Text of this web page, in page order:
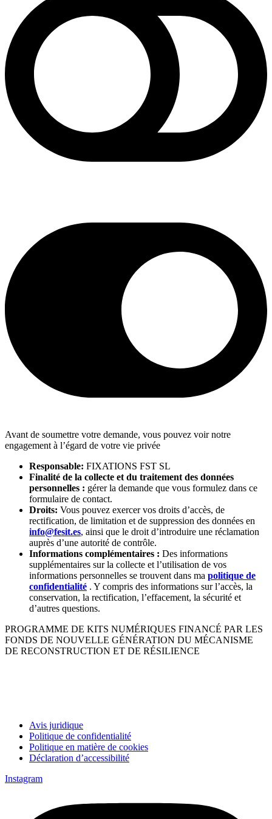
Avant de soumettre votre demande, vous pouvez voir notre
engagement à l’égard de votre vie privée
Responsable: FIXATIONS FST SL
Finalité de la collecte et du traitement des données
personnelles : gérer la demande que vous formulez dans ce
formulaire de contact.
Droits: Vous pouvez exercer vos droits d’accès, de
rectification, de limitation et de suppression des données en
info@fesit.es, ainsi que le droit d’introduire une réclamation
auprès d’une autorité de contrôle.
Informations complémentaires : Des informations
supplémentaires sur la collecte et l’utilisation de vos
informations personnelles se trouvent dans ma politique de
confidentialité . Y compris des informations sur l’accès, la
conservation, la rectification, l’effacement, la sécurité et
d’autres questions.
PROGRAMME DE KITS NUMÉRIQUES FINANCÉ PAR LES
FONDS DE NOUVELLE GÉNÉRATION DU MÉCANISME
DE RECONSTRUCTION ET DE RÉSILIENCE
Avis juridique
Politique de confidentialité
Politique en matière de cookies
Déclaration d’accessibilité
Instagram